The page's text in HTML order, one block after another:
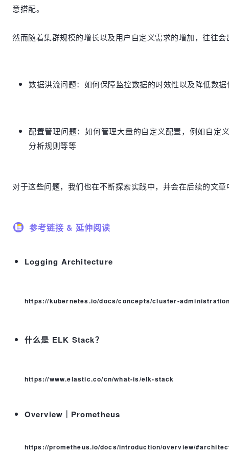
意搭配。
然而随着集群规模的增长以及用户自定义需求的增加，往往
数据洪流问题：如何保障监控数据的时效性以及降低数
配置管理问题：如何管理大量的自定义配置，例如自定
分析规则等等
对于这些问题，我们也在不断探索实践中，并会在后续的文
参考链接 & 延伸阅读
Logging Architecture
https://kubernetes.io/docs/concepts/cluster-
什么是 ELK Stack？
https://www.elastic.co/cn/what-is/elk-stack
Overview｜Prometheus
https://prometheus.io/docs/introduction/overview/